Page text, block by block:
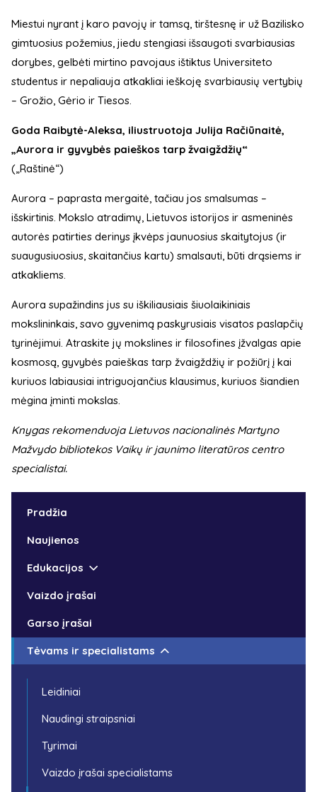
Miestui nyrant į karo pavojų ir tamsą, tirštesnę ir už Bazilisko
gimtuosius požemius, jiedu stengiasi išsaugoti svarbiausias
dorybes, gelbėti mirtino pavojaus ištiktus Universiteto
studentus ir nepaliauja atkakliai ieškoję svarbiausių vertybių
– Grožio, Gėrio ir Tiesos.
Goda Raibytė-Aleksa, iliustruotoja Julija Račiūnaitė,
„Aurora ir gyvybės paieškos tarp žvaigždžių“
(„Raštinė“)
Aurora – paprasta mergaitė, tačiau jos smalsumas –
išskirtinis. Mokslo atradimų, Lietuvos istorijos ir asmeninės
autorės patirties derinys įkvėps jaunuosius skaitytojus (ir
suaugusiuosius, skaitančius kartu) smalsauti, būti drąsiems ir
atkakliems.
Aurora supažindins jus su iškiliausiais šiuolaikiniais
mokslininkais, savo gyvenimą paskyrusiais visatos paslapčių
tyrinėjimui. Atraskite jų mokslines ir filosofines įžvalgas apie
kosmosą, gyvybės paieškas tarp žvaigždžių ir požiūrį į kai
kuriuos labiausiai intriguojančius klausimus, kuriuos šiandien
mėgina įminti mokslas.
Knygas rekomenduoja Lietuvos nacionalinės Martyno
Mažvydo bibliotekos Vaikų ir jaunimo literatūros centro
specialistai.
Pradžia
Naujienos
Edukacijos
Vaizdo įrašai
Garso įrašai
Tėvams ir specialistams
Leidiniai
Naudingi straipsniai
Tyrimai
Vaizdo įrašai specialistams